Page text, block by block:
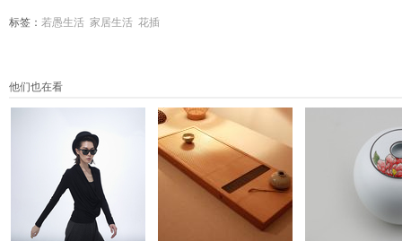
标签： 若愚生活 家居生活 花插
他们也在看